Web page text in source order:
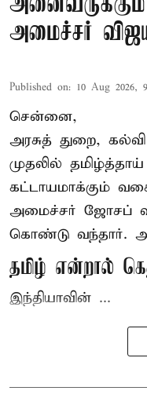
அமைச்சர்
Published on: 10 Aug 2026,
சென்னை,
அரசுத் துறை, கல்வி
முதலில்
கட்டாயமாக்கும்
அமைச்சர் ஜோசப்
கொண்டு வந்தார்.
தமிழ் என்றால்
இந்தியாவின் ...